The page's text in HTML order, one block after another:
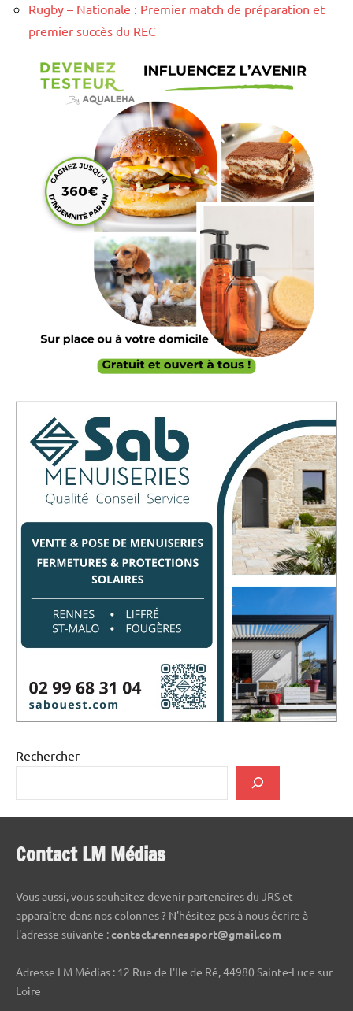
Rugby – Nationale : Premier match de préparation et
premier succès du REC
Rechercher
Contact LM Médias
Vous aussi, vous souhaitez devenir partenaires du JRS et
apparaître dans nos colonnes ? N'hésitez pas à nous écrire à
l'adresse suivante :contact.rennessport@gmail.com
Adresse LM Médias : 12 Rue de l'Ile de Ré, 44980 Sainte-Luce sur
Loire